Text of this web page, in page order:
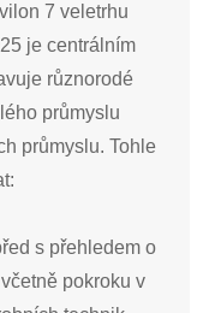
7 veletrhu
je centrálním
různorodé
průmyslu
průmyslu. Tohle
s přehledem o
pokroku v